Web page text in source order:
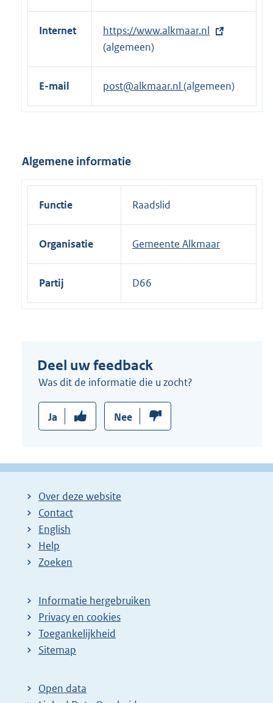
Internet
E
x
t
r
n
i
n
https://www.alkmaar.nl
(algemeen)
E-mail post@alkmaar.nl (algemeen)
Algemene informatie
Functie Raadslid
Organisatie Gemeente Alkmaar
Partij D66
Deel uw feedback
Was dit de informatie die u zocht?
Ja Nee
Over deze website
Contact
English
Help
Zoeken
Informatie hergebruiken
Privacy en cookies
Toegankelijkheid
Sitemap
Open data